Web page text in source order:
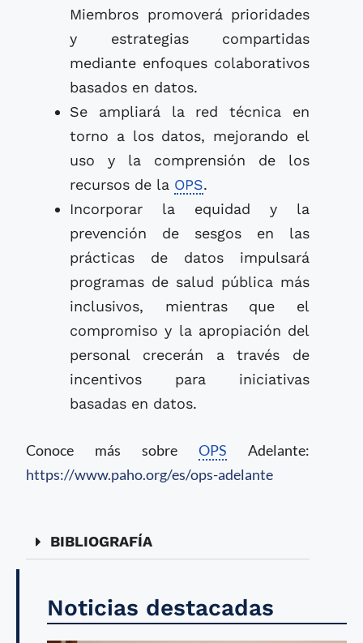
Miembros promoverá prioridades
y estrategias compartidas
mediante enfoques colaborativos
basados en datos.
Se ampliará la red técnica en
torno a los datos, mejorando el
uso y la comprensión de los
recursos de la OPS.
Incorporar la equidad y la
prevención de sesgos en las
prácticas de datos impulsará
programas de salud pública más
inclusivos, mientras que el
compromiso y la apropiación del
personal crecerán a través de
incentivos para iniciativas
basadas en datos.
Conoce más sobre OPS Adelante:
https://www.paho.org/es/ops-adelante
BIBLIOGRAFÍA
Noticias destacadas